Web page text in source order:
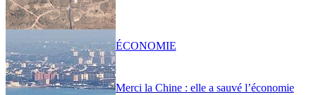
Merci la Chine : elle a sauvé l’économie
ÉCONOMIE